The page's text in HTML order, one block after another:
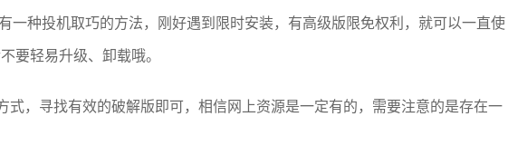
一种投机取巧的方法，刚好遇到限时安装，有高级版限免权利，就可以一直使
要轻易升级、卸载哦。
式，寻找有效的破解版即可，相信网上资源是一定有的，需要注意的是存在一